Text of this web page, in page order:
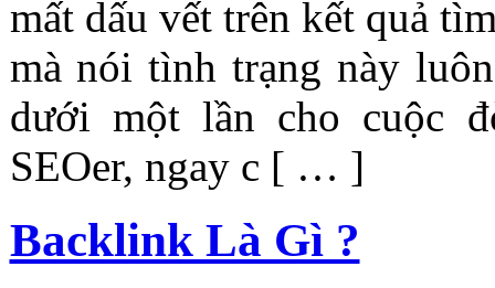
mất dấu vết trên kết quả
mà nói tình trạng này
dưới một lần cho cuộc
SEOer, ngay c [ … ]
Backlink Là Gì ?